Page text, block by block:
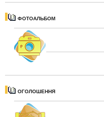
ФОТОАЛЬБОМ
ОГОЛОШЕННЯ